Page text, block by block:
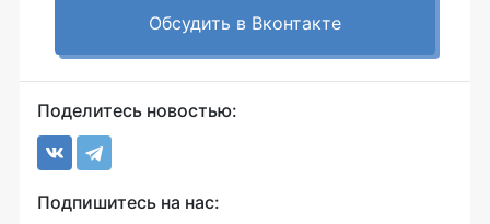
Обсудить в Вконтакте
Поделитесь новостью:
Подпишитесь на нас: